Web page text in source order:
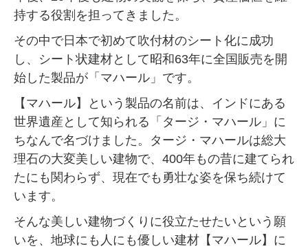
持する役割を担ってきました。
その中で日本で初めて吹付材のシート化に成功
し、シート状建材として昭和63年に全国販売を開
始した製品が「マハール」です。
【マハール】という製品の名前は、インドにある
世界遺産として知られる「タージ・マハール」に
ちなんで名づけました。タージ・マハールは総大
理石の大変美しい建物で、400年もの昔に建てられ
たにも関わらず、現在でも勇壮な姿を保ち続けて
います。
そんな美しい建物づくりに役立たせたいという願
いを、地球にも人にも優しい建材【マハール】に